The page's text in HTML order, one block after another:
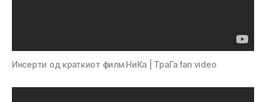
Инсерти од краткиот филм НиКа | ТраГа fan video